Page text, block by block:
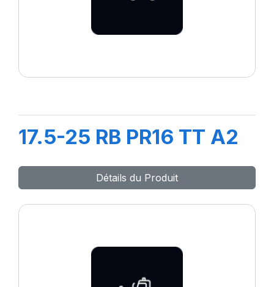
17.5-25 RB PR16 TT A2
Détails du Produit